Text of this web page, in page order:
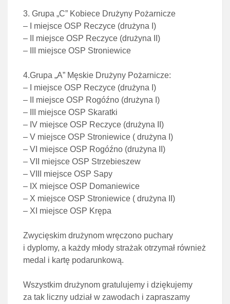
3. Grupa „C” Kobiece Drużyny Pożarnicze
– I miejsce OSP Reczyce (drużyna I)
– II miejsce OSP Reczyce (drużyna II)
– III miejsce OSP Stroniewice
4.Grupa „A” Męskie Drużyny Pożarnicze:
– I miejsce OSP Reczyce (drużyna I)
– II miejsce OSP Rogóźno (drużyna I)
– III miejsce OSP Skaratki
– IV miejsce OSP Reczyce (drużyna II)
– V miejsce OSP Stroniewice ( drużyna I)
– VI miejsce OSP Rogóźno (drużyna II)
– VII miejsce OSP Strzebieszew
– VIII miejsce OSP Sapy
– IX miejsce OSP Domaniewice
– X miejsce OSP Stroniewice ( drużyna II)
– XI miejsce OSP Krępa
Zwycięskim drużynom wręczono puchary
i dyplomy, a każdy młody strażak otrzymał również
medal i kartę podarunkową.
Wszystkim drużynom gratulujemy i dziękujemy
za tak liczny udział w zawodach i zapraszamy